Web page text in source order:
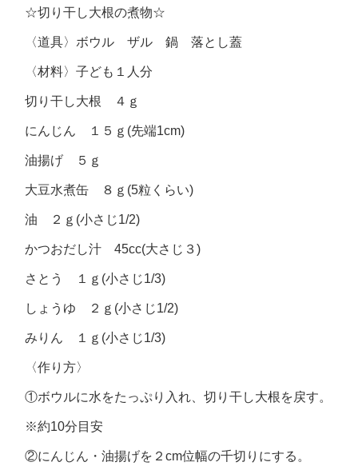
☆切り干し大根の煮物☆
〈道具〉ボウル ザル 鍋 落とし蓋
〈材料〉子ども１人分
切り干し大根 ４ｇ
にんじん １５ｇ(先端1cm)
油揚げ ５ｇ
大豆水煮缶 ８ｇ(5粒くらい)
油 ２ｇ(小さじ1/2)
かつおだし汁 45cc(大さじ３)
さとう １ｇ(小さじ1/3)
しょうゆ ２ｇ(小さじ1/2)
みりん １ｇ(小さじ1/3)
〈作り方〉
①ボウルに水をたっぷり入れ、切り干し大根を戻す。
※約10分目安
②にんじん・油揚げを２cm位幅の千切りにする。